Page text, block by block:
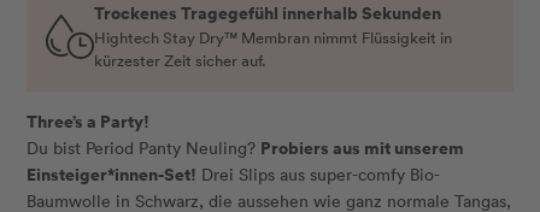
Trockenes Tragegefühl innerhalb Sekunden
Hightech Stay Dry™ Membran nimmt Flüssigkeit in
kürzester Zeit sicher auf.
Three’s a Party!
Du bist Period Panty Neuling? Probiers aus mit unserem
Einsteiger*innen-Set! Drei Slips aus super-comfy Bio-
Baumwolle in Schwarz, die aussehen wie ganz normale Tangas,